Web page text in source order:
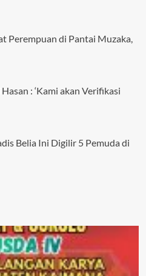
Perempuan di Pantai Muzaka,
: ‘Kami akan Verifikasi
Belia Ini Digilir 5 Pemuda di